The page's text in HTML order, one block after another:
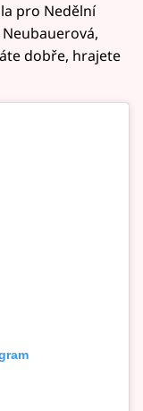
pro Nedělní
dobře, hrajete